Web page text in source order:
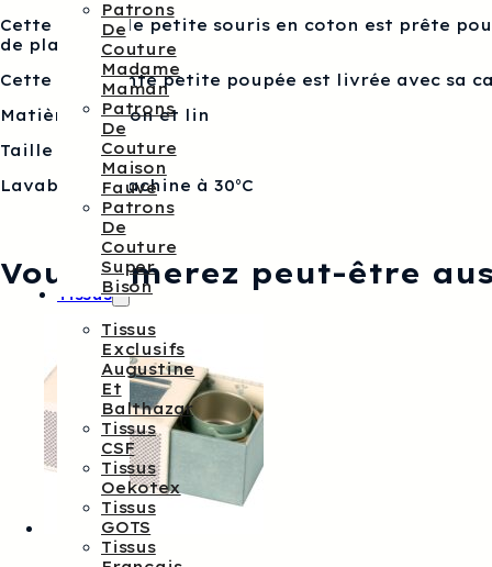
Patrons
De
Couture
Madame
Maman
Patrons
De
Couture
Maison
Fauve
Patrons
De
Couture
Super
Bison
Tissus
Tissus
Exclusifs
Augustine
Et
Balthazar
Tissus
CSF
Tissus
Oekotex
Tissus
GOTS
Tissus
Cette adorable petite souris en coton est prête
de plage.
Cette ravissante petite poupée est livrée avec sa
Matières : coton et lin
Taille : 17.5cm
Lavable en machine à 30°C
Vous aimerez peut-être